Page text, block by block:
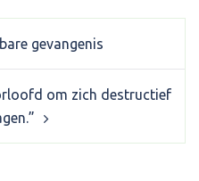
gevangenis
om zich destructief